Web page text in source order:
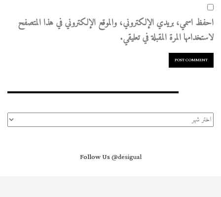
احفظ اسمي، بريدي الإلكتروني، والموقع الإلكتروني في هذا المتصفح
لاستخدامها المرة المقبلة في تعليقي.
الأرشيف
Follow Us@desigual